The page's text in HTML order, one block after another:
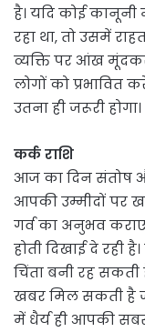
है। यदि कोई
रहा था, तो उसमें
व्यक्ति पर आंख
लोगों को प्रभावित
उतना ही जरूरी होगा।
कर्क राशि
आज का दिन संतोष
आपकी उम्मीदों पर
गर्व का अनुभव
होती दिखाई दे रही
चिंता बनी रह सकती
खबर मिल सकती है
में धैर्य ही आपकी